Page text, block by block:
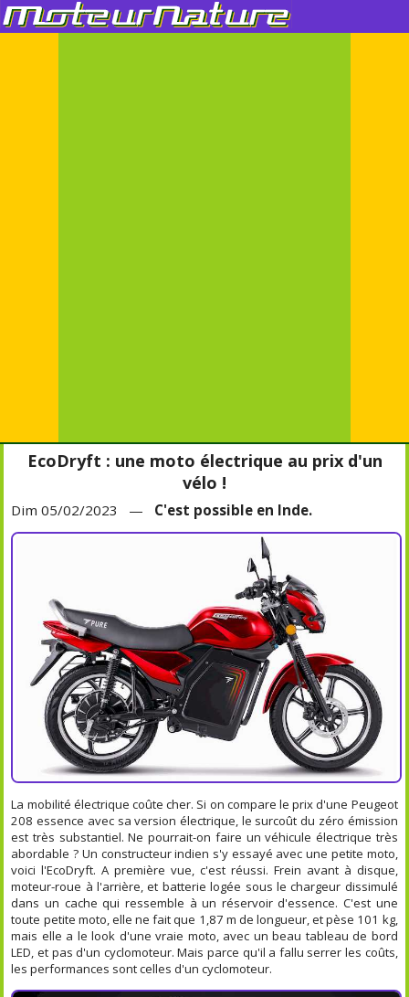
EcoDryft : une moto électrique au prix d'un
vélo !
Dim 05/02/2023 — C'est possible en Inde.
La mobilité électrique coûte cher. Si on compare le prix d'une Peugeot
208 essence avec sa version électrique, le surcoût du zéro émission
est très substantiel. Ne pourrait-on faire un véhicule électrique très
abordable ? Un constructeur indien s'y essayé avec une petite moto,
voici l'EcoDryft. A première vue, c'est réussi. Frein avant à disque,
moteur-roue à l'arrière, et batterie logée sous le chargeur dissimulé
dans un cache qui ressemble à un réservoir d'essence. C'est une
toute petite moto, elle ne fait que 1,87 m de longueur, et pèse 101 kg,
mais elle a le look d'une vraie moto, avec un beau tableau de bord
LED, et pas d'un cyclomoteur. Mais parce qu'il a fallu serrer les coûts,
les performances sont celles d'un cyclomoteur.